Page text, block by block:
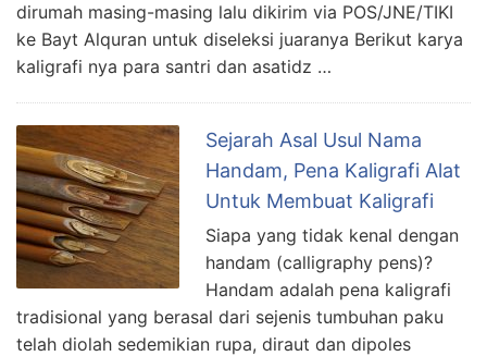
dirumah masing-masing lalu dikirim via POS/JNE/TIKI
ke Bayt Alquran untuk diseleksi juaranya Berikut karya
kaligrafi nya para santri dan asatidz …
Sejarah Asal Usul Nama
Handam, Pena Kaligrafi Alat
Untuk Membuat Kaligrafi
Siapa yang tidak kenal dengan
handam (calligraphy pens)?
Handam adalah pena kaligrafi
tradisional yang berasal dari sejenis tumbuhan paku
telah diolah sedemikian rupa, diraut dan dipoles